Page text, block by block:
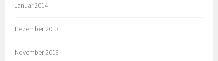
Januar 2014
Dezember 2013
November 2013